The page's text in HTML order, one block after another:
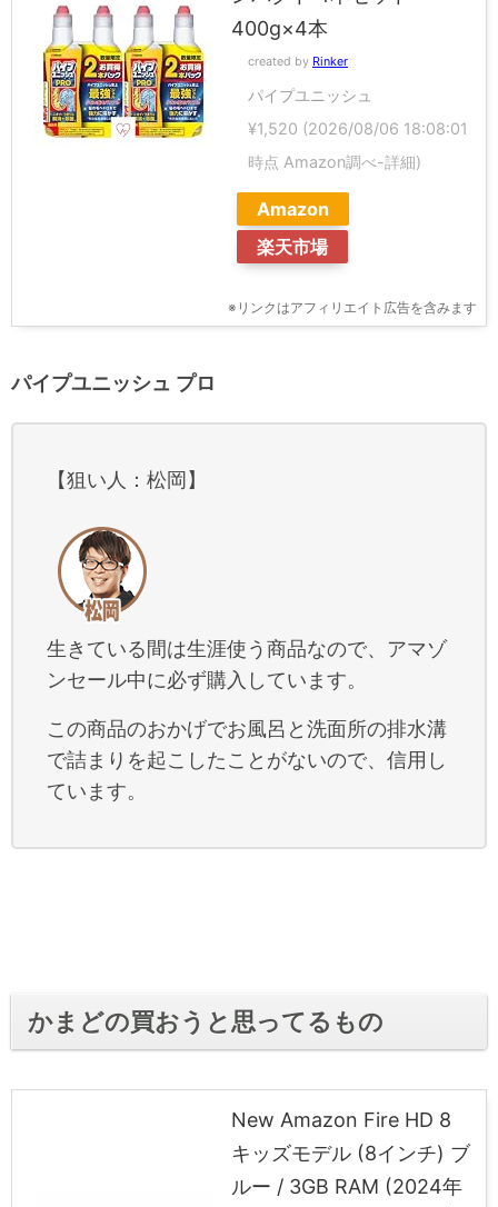
400g×4本
created by Rinker
パイプユニッシュ
¥1,520 (2026/08/06 18:08:01
時点 Amazon調べ-詳細)
Amazon
楽天市場
※リンクはアフィリエイト広告を含みます
パイプユニッシュ プロ
【狙い人：松岡】
生きている間は生涯使う商品なので、アマゾ
ンセール中に必ず購入しています。
この商品のおかげでお風呂と洗面所の排水溝
で詰まりを起こしたことがないので、信用し
ています。
かまどの買おうと思ってるもの
New Amazon Fire HD 8
キッズモデル (8インチ) ブ
ルー / 3GB RAM (2024年